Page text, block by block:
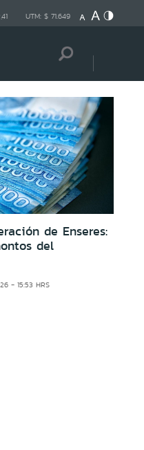
UTM: $ 71.649
de Enseres:
del
- 15:53 HRS